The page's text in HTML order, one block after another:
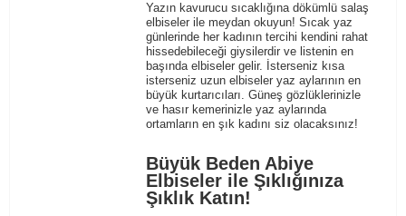
Yazın kavurucu sıcaklığına dökümlü salaş
elbiseler ile meydan okuyun! Sıcak yaz
günlerinde her kadının tercihi kendini rahat
hissedebileceği giysilerdir ve listenin en
başında elbiseler gelir. İsterseniz kısa
isterseniz uzun elbiseler yaz aylarının en
büyük kurtarıcıları.Güneş gözlüklerinizle
ve hasır kemerinizle yaz aylarında
ortamların en şık kadını siz olacaksınız!
Büyük Beden Abiye
Elbiseler ile Şıklığınıza
Şıklık Katın!